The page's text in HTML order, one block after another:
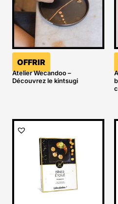
OFFRIR
Atelier Wecandoo –
Découvrez le kintsugi